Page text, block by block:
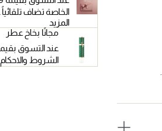
الخاصة تضاف
المزيد
مجانًا بخاخ عطر
الشروط والاحكام